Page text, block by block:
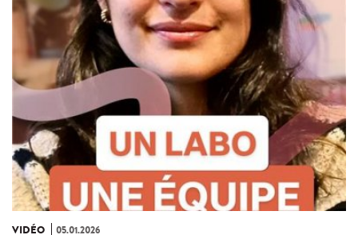
VIDÉO 05.01.2026